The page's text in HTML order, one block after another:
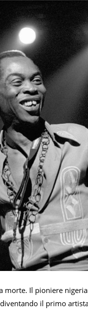
Il pioniere
il primo